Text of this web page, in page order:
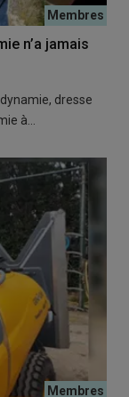
n’a jamais
dresse
à…